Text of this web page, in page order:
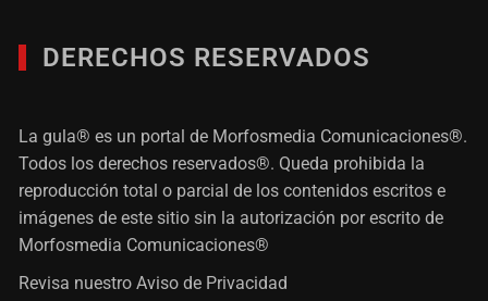
DERECHOS RESERVADOS
La gula® es un portal de Morfosmedia Comunicaciones®.
Todos los derechos reservados®. Queda prohibida la
reproducción total o parcial de los contenidos escritos e
imágenes de este sitio sin la autorización por escrito de
Morfosmedia Comunicaciones®
Revisa nuestroAviso de Privacidad